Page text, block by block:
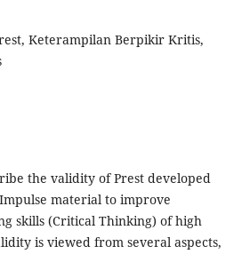
Keterampilan Berpikir Kritis,
the validity of Prest developed
material to improve
skills (Critical Thinking) of high
is viewed from several aspects,